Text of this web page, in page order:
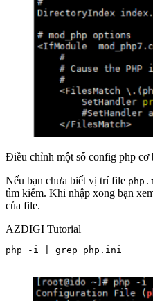
Điều chỉnh một số config php cơ
Nếu bạn chưa biết vị trí file
tìm kiếm. Khi nhập xong bạn
của file.
AZDIGI Tutorial
php -i | grep php.ini